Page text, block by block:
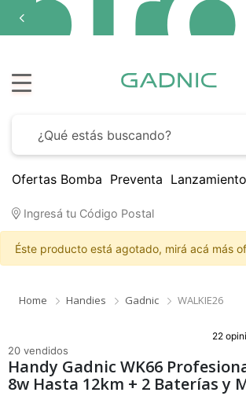
Ofertas Bomba Preventa
Ingresá tu Código Postal
Éste producto está agotado, mirá acá más
Home Handies Gadnic WALKIE26
22
20 vendidos
Handy Gadnic WK66
8w Hasta 12km + 2 Baterías y